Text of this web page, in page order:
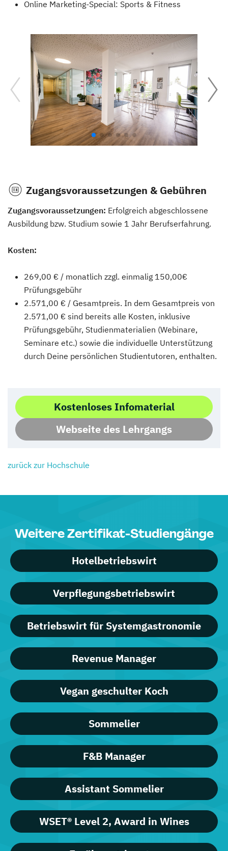
Online Marketing-Special: Sports & Fitness
Zugangsvoraussetzungen & Gebühren
Zugangsvoraussetzungen: Erfolgreich abgeschlossene
Ausbildung bzw. Studium sowie 1 Jahr Berufserfahrung.
Kosten:
269,00 € / monatlich zzgl. einmalig 150,00€
Prüfungsgebühr
2.571,00 € / Gesamtpreis. In dem Gesamtpreis von
2.571,00 € sind bereits alle Kosten, inklusive
Prüfungsgebühr, Studienmaterialien (Webinare,
Seminare etc.) sowie die individuelle Unterstützung
durch Deine persönlichen Studientutoren, enthalten.
Kostenloses Infomaterial
Webseite des Lehrgangs
zurück zur Hochschule
Weitere Zertifikat-Studiengänge
Hotelbetriebswirt
Verpflegungsbetriebswirt
Betriebswirt für Systemgastronomie
Revenue Manager
Vegan geschulter Koch
Sommelier
F&B Manager
Assistant Sommelier
WSET® Level 2, Award in Wines